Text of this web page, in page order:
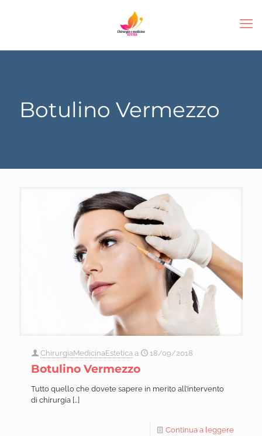
Botulino Vermezzo
ChirurgiaMedicinaEstetica a 18/09/2018
Botulino Vermezzo
Tutto quello che dovete sapere in merito all’intervento
di chirurgia […]
Continua a leggere